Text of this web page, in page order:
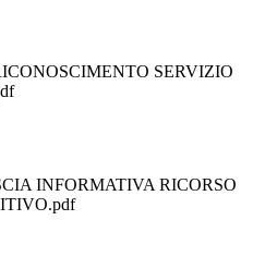
SERVIZIO
INFORMATIVA RICORSO